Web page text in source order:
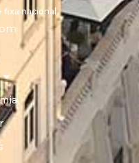
fixa nacional